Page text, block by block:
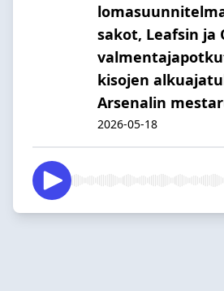
sakot, Leafsin ja
kisojen
Arsenalin
2026-05-18